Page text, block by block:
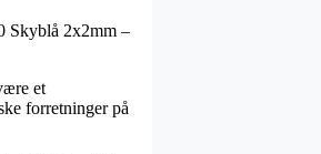
Skyblå 2x2mm –
et
forretninger på